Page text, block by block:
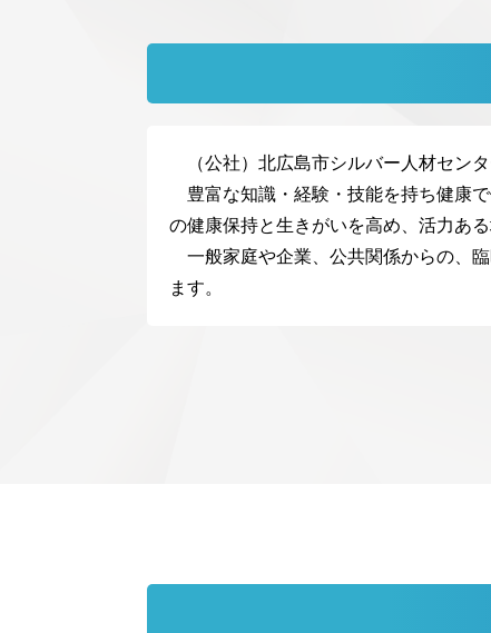
（公社）北広島市シルバー人材セン
豊富な知識・経験・技能を持ち健康
の健康保持と生きがいを高め、活力あ
一般家庭や企業、公共関係からの、
ます。